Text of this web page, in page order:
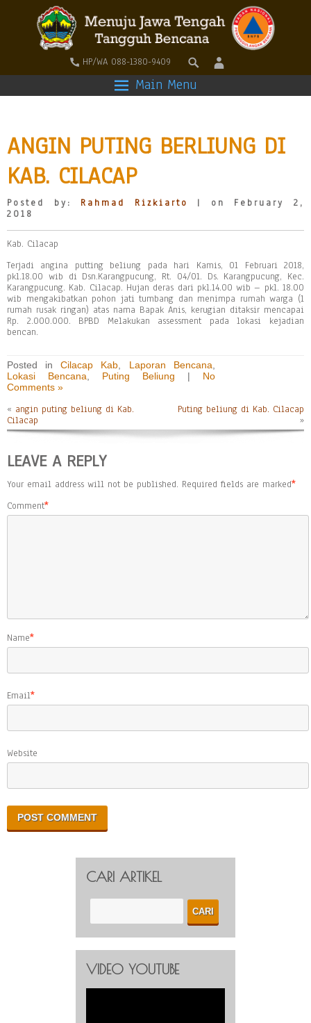
HP/WA 088-1380-9409
Main Menu
ANGIN PUTING BERLIUNG DI
KAB. CILACAP
Posted by: Rahmad Rizkiarto
| on February 2,
2018
Kab. Cilacap
Terjadi angina putting beliung pada hari Kamis, 01 Februari 2018,
pkl.18.00 wib di Dsn.Karangpucung, Rt. 04/01. Ds. Karangpucung, Kec.
Karangpucung. Kab. Cilacap. Hujan deras dari pkl.14.00 wib – pkl. 18.00
wib mengakibatkan pohon jati tumbang dan menimpa rumah warga (1
rumah rusak ringan) atas nama Bapak Anis, kerugian ditaksir mencapai
Rp. 2.000.000. BPBD Melakukan assessment pada lokasi kejadian
bencan.
Posted inCilacap Kab Laporan Bencana
Lokasi Bencana
Puting Beliung | No
Comments »
« angin puting beliung di Kab.
Cilacap
Puting beliung di Kab. Cilacap
»
LEAVE A REPLY
Your email address will not be published. Required fields are marked*
Comment*
Name*
Email*
Website
CARI ARTIKEL
VIDEO YOUTUBE